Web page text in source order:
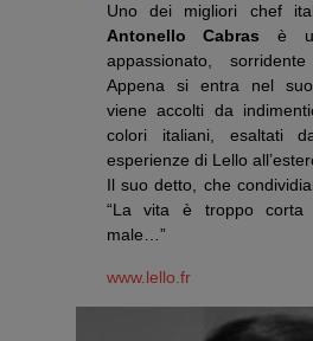
Uno dei migliori chef
Antonello Cabras è
appassionato,
Appena si entra nel
viene accolti da
colori italiani, esaltati
esperienze di Lello
Il suo detto, che
“La vita è troppo corta
male…”
www.lello.fr